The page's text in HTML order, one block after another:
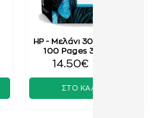
HP - Μελάνι 305, Tri-Color
100 Pages 3YM60AE
14.50€
ΣΤΟ ΚΑΛΑΘΙ